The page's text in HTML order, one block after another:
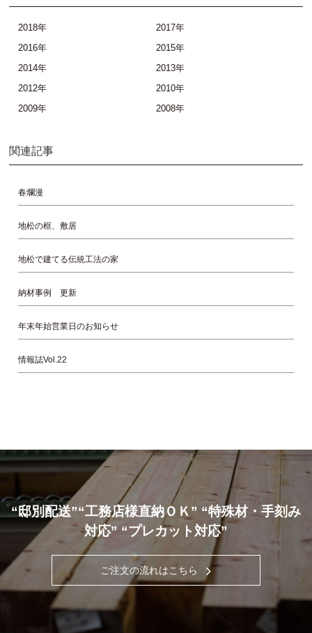
2018年
2017年
2016年
2015年
2014年
2013年
2012年
2010年
2009年
2008年
関連記事
春爛漫
地松の框、敷居
地松で建てる伝統工法の家
納材事例 更新
年末年始営業日のお知らせ
情報誌Vol.22
“邸別配送”“工務店様直納ＯＫ” “特殊材・手刻み
対応” “プレカット対応”
ご注文の流れはこちら